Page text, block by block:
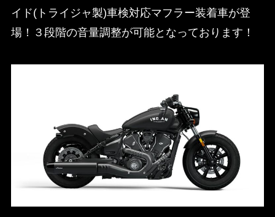
イド(トライジャ製)車検対応マフラー装着車が登
場！３段階の音量調整が可能となっております！